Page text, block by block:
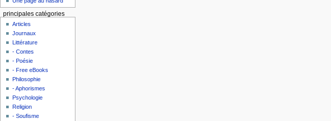
principales catégories
Articles
Journaux
Littérature
- Contes
- Poésie
- Free eBooks
Philosophie
- Aphorismes
Psychologie
Religion
- Soufisme